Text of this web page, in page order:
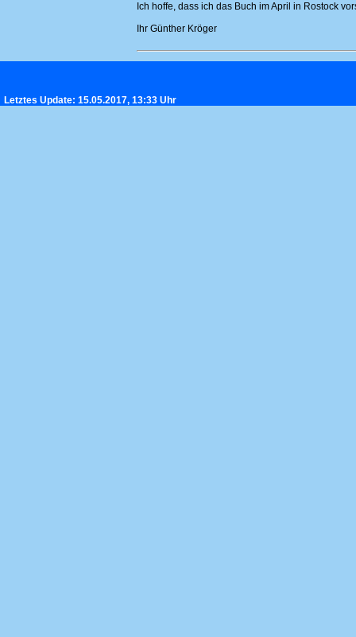
Ich hoffe, dass ich das Buch im April in Rostock
Ihr Günther Kröger
Letztes Update: 15.05.2017, 13:33 Uhr